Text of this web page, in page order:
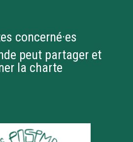
concerné·es
peut partager et
la charte